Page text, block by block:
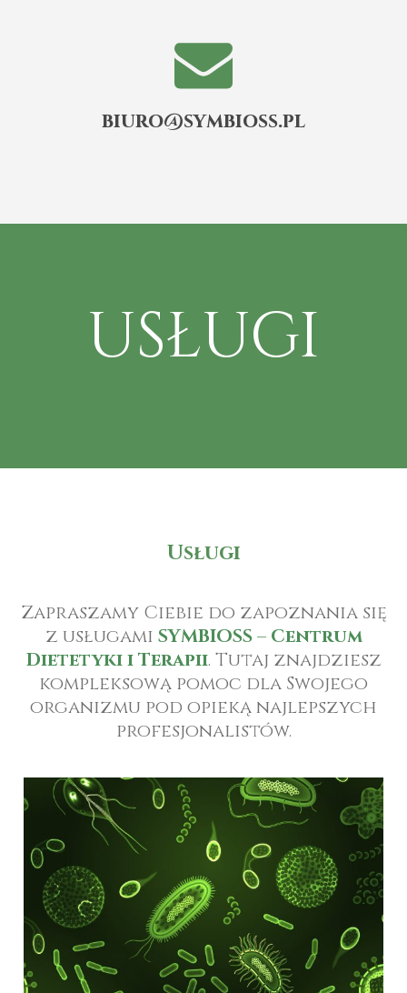
biuro@symbioss.pl
USŁUGI
Usługi
Zapraszamy Ciebie do zapoznania się
z usługami SYMBIOSS – Centrum
Dietetyki i Terapii. Tutaj znajdziesz
kompleksową pomoc dla Swojego
organizmu pod opieką najlepszych
profesjonalistów.